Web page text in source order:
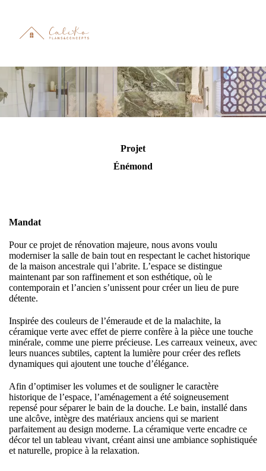
Projet
Énémond
Mandat
Pour ce projet de rénovation majeure, nous avons voulu
moderniser la salle de bain tout en respectant le cachet historique
de la maison ancestrale qui l’abrite. L’espace se distingue
maintenant par son raffinement et son esthétique, où le
contemporain et l’ancien s’unissent pour créer un lieu de pure
détente.
Inspirée des couleurs de l’émeraude et de la malachite, la
céramique verte avec effet de pierre confère à la pièce une touche
minérale, comme une pierre précieuse. Les carreaux veineux, avec
leurs nuances subtiles, captent la lumière pour créer des reflets
dynamiques qui ajoutent une touche d’élégance.
Afin d’optimiser les volumes et de souligner le caractère
historique de l’espace, l’aménagement a été soigneusement
repensé pour séparer le bain de la douche. Le bain, installé dans
une alcôve, intègre des matériaux anciens qui se marient
parfaitement au design moderne. La céramique verte encadre ce
décor tel un tableau vivant, créant ainsi une ambiance sophistiquée
et naturelle, propice à la relaxation.